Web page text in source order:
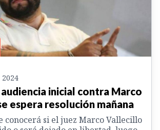
2024
inicial contra Marco
espera resolución mañana
conocerá si el juez Marco Vallecillo